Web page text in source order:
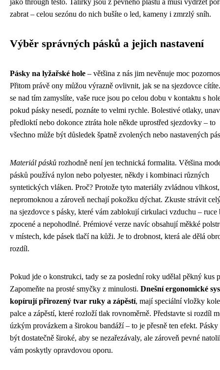
jako through těsto. Talířky jsou z pevného plastu a musí vydržet
zabrat – celou sezónu do nich bušíte o led, kameny i zmrzlý sníh.
Výběr správných pásků a jejich nastavení
Pásky na lyžařské hole – většina z nás jim nevěnuje moc
Přitom právě ony můžou výrazně ovlivnit, jak se na sjezdovce
se nad tím zamyslíte, vaše ruce jsou po celou dobu v kontaktu s
pokud pásky nesedí, poznáte to velmi rychle. Bolestivé otlaky,
předloktí nebo dokonce ztráta hole někde uprostřed sjezdovky – to
všechno může být důsledek špatně zvolených nebo nastavených
Materiál pásků rozhodně není jen technická formalita. Většina
pásků používá nylon nebo polyester, někdy i kombinaci různých
syntetických vláken. Proč? Protože tyto materiály zvládnou vlhkost,
nepromoknou a zároveň nechají pokožku dýchat. Zkuste strávit
na sjezdovce s pásky, které vám zablokují cirkulaci vzduchu – ruce
zpocené a nepohodlné. Prémiové verze navíc obsahují měkké
v místech, kde pásek tlačí na kůži. Je to drobnost, která ale dělá
rozdíl.
Pokud jde o konstrukci, tady se za poslední roky udělal pěkný kus
Zapomeňte na prosté smyčky z minulosti. Dnešní ergonomické
kopírují přirozený tvar ruky a zápěstí, mají speciální vložky
palce a zápěstí, které rozloží tlak rovnoměrně. Představte si rozdíl
úzkým provázkem a širokou bandáží – to je přesně ten efekt. Pásky
být dostatečně široké, aby se nezařezávaly, ale zároveň pevné
vám poskytly opravdovou oporu.